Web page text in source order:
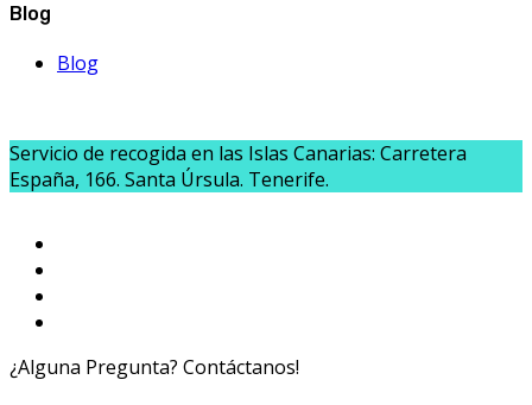
Blog
Blog
Servicio de recogida en las Islas Canarias: Carretera
España, 166. Santa Úrsula. Tenerife.
¿Alguna Pregunta? Contáctanos!